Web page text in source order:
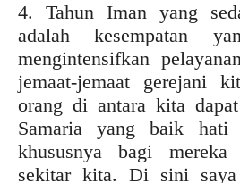
4. Tahun Iman yang
adalah kesempatan
mengintensifkan
jemaat-jemaat gerejani
orang di antara kita
Samaria yang baik hati
khususnya bagi
sekitar kita. Di sini